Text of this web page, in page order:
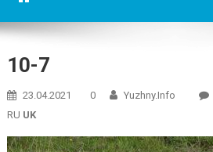
10-7
23.04.2021 0 Yuzhny.info
RU UK